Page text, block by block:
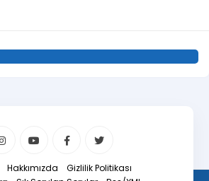
Hakkımızda
Gizlilik Politikası